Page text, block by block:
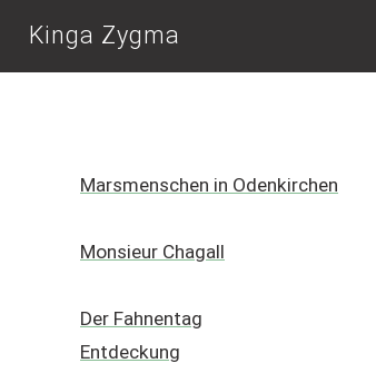
Kinga Zygma
Marsmenschen in Odenkirchen
Monsieur Chagall
Der Fahnentag
Entdeckung